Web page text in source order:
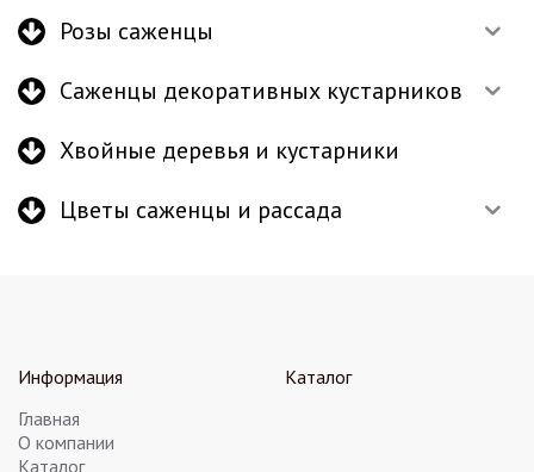
Розы саженцы
Саженцы декоративных кустарников
Хвойные деревья и кустарники
Цветы саженцы и рассада
Информация
Главная
О компании
Каталог
Каталог